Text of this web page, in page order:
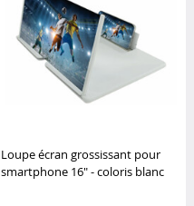
Loupe écran grossissant pour
smartphone 16" - coloris blanc